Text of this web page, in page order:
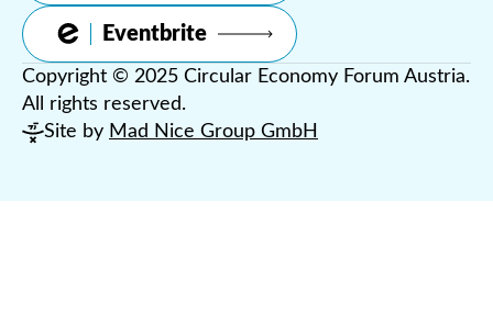
Eventbrite
Copyright © 2025 Circular Economy Forum Austria.
All rights reserved.
Site by Mad Nice Group GmbH